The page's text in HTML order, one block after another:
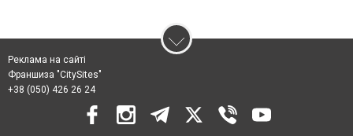
Реклама на сайті
Франшиза "CitySites"
+38 (050) 426 26 24